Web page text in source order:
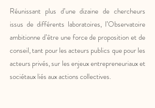
Réunissant plus d’une dizaine de chercheurs
issus de différents laboratoires, l’Observatoire
ambitionne d’être une force de proposition et de
conseil, tant pour les acteurs publics que pour les
acteurs privés, sur les enjeux entrepreneuriaux et
sociétaux liés aux actions collectives.